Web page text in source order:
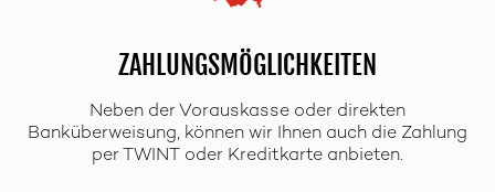
ZAHLUNGSMÖGLICHKEITEN
Neben der Vorauskasse oder direkten
Banküberweisung, können wir Ihnen auch die Zahlung
per TWINT oder Kreditkarte anbieten.